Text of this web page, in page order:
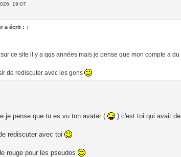
19:07
a écrit : ↑
ce site il y a qqs années mais je pense que mon compte a du
de rediscuter avec les gens
je pense que tu es vu ton avatar ( ) c'est toi qui avait
rediscuter avec toi
rouge pour les pseudos